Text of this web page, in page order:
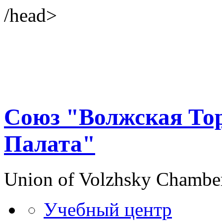
/head>
Союз "Волжская
Палата"
Union of Volzhsky
Учебный центр